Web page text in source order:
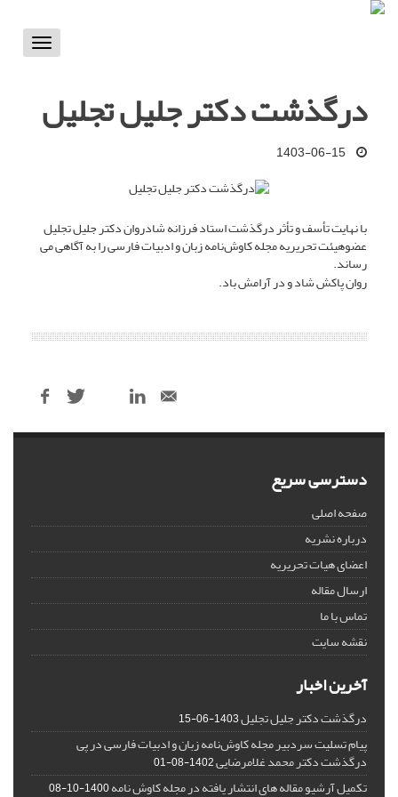
Toggle
درگذشت دکتر جلیل تجلیل
1403-06-15
با نهایت تأسف و تأثر درگذشت استاد فرزانه شادروان دکتر جلیل تجلیل
عضوهیئت تحریریه مجله کاوش‌نامه زبان و ادبیات فارسی را به آگاهی می
رساند.
روان پاکش شاد و در آرامش باد.
دسترسی سریع
صفحه اصلی
درباره نشریه
اعضای هیات تحریریه
ارسال مقاله
تماس با ما
نقشه سایت
آخرین اخبار
درگذشت دکتر جلیل تجلیل1403-06-15
پیام تسلیت سردبیر مجله کاوش‌نامه زبان و ادبیات فارسی در پی
درگذشت دکتر محمد غلامرضایی1402-08-01
تکمیل آرشیو مقاله های انتشار یافته در مجله کاوش نامه1400-10-08